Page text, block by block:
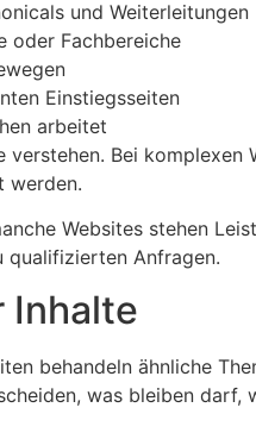
und Weiterleitungen
oder Fachbereiche
Einstiegsseiten
arbeitet
Bei
werden.
Websites stehen
qualifizierten Anfragen.
Inhalte
behandeln ähnliche
was bleiben